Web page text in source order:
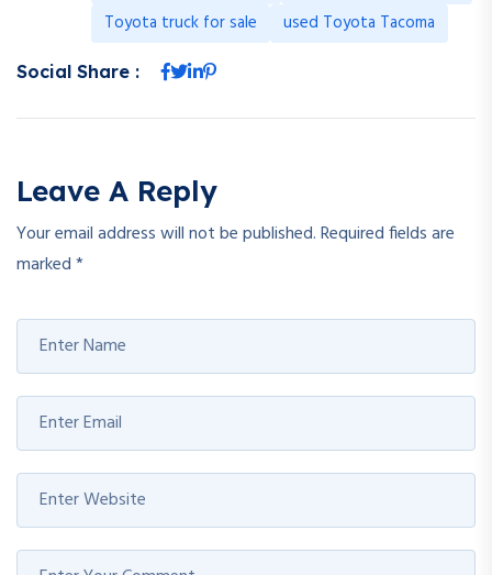
Toyota truck for sale
used Toyota Tacoma
Social Share :
Leave A Reply
Your email address will not be published.Required fields are
marked*